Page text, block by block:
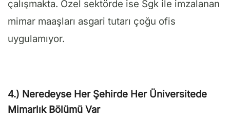
çalışmakta. Özel sektörde ise Sgk ile imzalanan
mimar maaşları asgari tutarı çoğu ofis
uygulamıyor.
4.) Neredeyse Her Şehirde Her Üniversitede
Mimarlık Bölümü Var